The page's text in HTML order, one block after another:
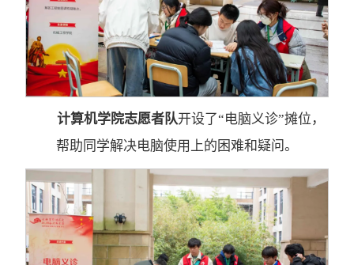
计算机学院志愿者队开设了“电脑义诊”摊位，
帮助同学解决电脑使用上的困难和疑问。